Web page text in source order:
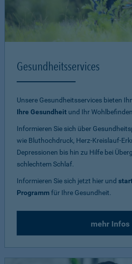
Gesundheitsservices
Unsere Gesundheitsservices bieten
Ihre Gesundheit und Ihr
Informieren Sie sich über
wie Bluthochdruck, Herz-Kreislauf-
Depressionen bis hin zu Hilfe bei
schlechtem Schlaf.
Informieren Sie sich jetzt hier und
Programmfür Ihre Gesundheit.
mehr Infos